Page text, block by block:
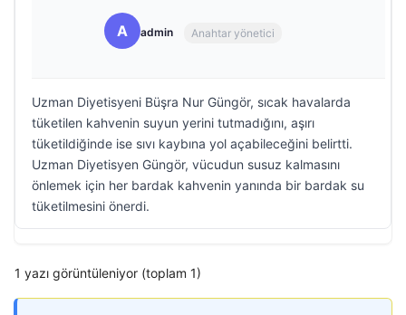
A admin Anahtar yönetici
Uzman Diyetisyeni Büşra Nur Güngör, sıcak havalarda
tüketilen kahvenin suyun yerini tutmadığını, aşırı
tüketildiğinde ise sıvı kaybına yol açabileceğini belirtti.
Uzman Diyetisyen Güngör, vücudun susuz kalmasını
önlemek için her bardak kahvenin yanında bir bardak su
tüketilmesini önerdi.
1 yazı görüntüleniyor (toplam 1)